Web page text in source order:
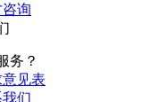
咨询
务？
意见表
们